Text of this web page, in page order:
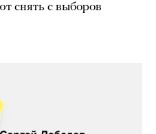
снять с выборов